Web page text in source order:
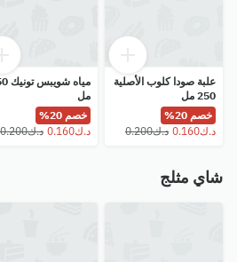
علبة صودا كلوب الأصلية
250 مل
خصم 20%
مياه
مل
خصم 20%
⁦د.ك0.160⁩
⁦د.ك0.200⁩
شاي مثلج